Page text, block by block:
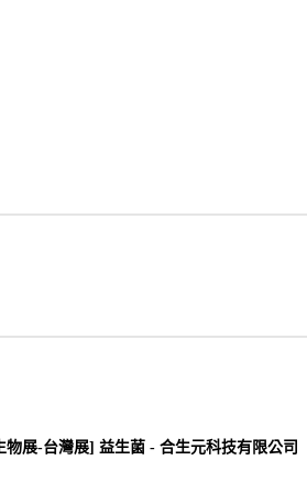
物展-台灣展] 益生菌 - 合生元科技有限公司